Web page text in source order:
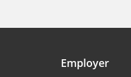
Employer